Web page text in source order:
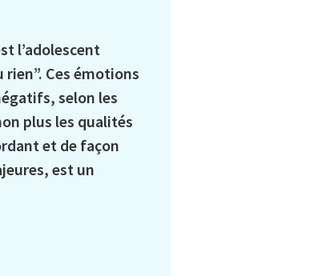
l’adolescent
Ces émotions
selon les
plus les qualités
et de façon
est un